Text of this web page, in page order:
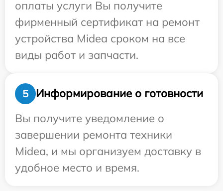
оплаты услуги Вы получите
фирменный сертификат на ремонт
устройства Midea сроком на все
виды работ и запчасти.
5
Информирование о готовности
Вы получите уведомление о
завершении ремонта техники
Midea, и мы организуем доставку в
удобное место и время.